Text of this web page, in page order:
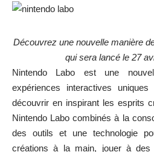
Découvrez une nouvelle manière
qui sera lancé le 27
Nintendo Labo est une
expériences interactives
découvrir en inspirant les esprits
Nintendo Labo combinés à la
des outils et une technologie
créations à la main, jouer à